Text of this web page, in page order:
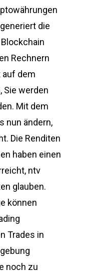
die
Rechnern
auf dem
Sie werden
Mit dem
nun ändern,
Die Renditen
haben einen
ntv
glauben.
können
Trades in
noch zu